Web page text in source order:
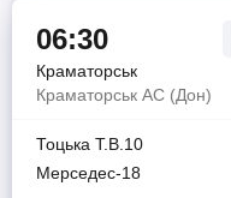
06:30
Краматорськ
Краматорськ АС (Дон)
Тоцька Т.В.10
Мерседес-18